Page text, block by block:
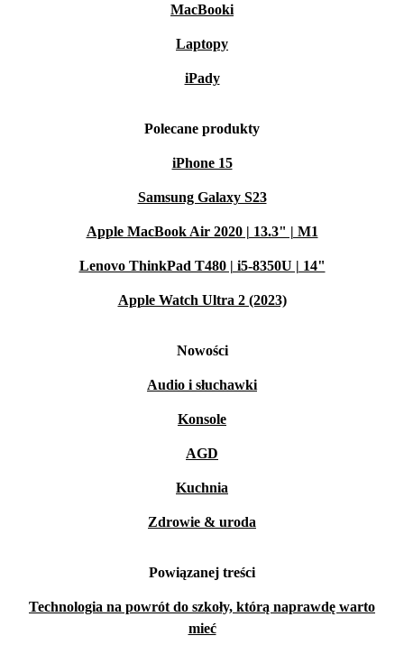
MacBooki
Laptopy
iPady
Polecane produkty
iPhone 15
Samsung Galaxy S23
Apple MacBook Air 2020 | 13.3" | M1
Lenovo ThinkPad T480 | i5-8350U | 14"
Apple Watch Ultra 2 (2023)
Nowości
Audio i słuchawki
Konsole
AGD
Kuchnia
Zdrowie & uroda
Powiązanej treści
Technologia na powrót do szkoły, którą naprawdę warto
mieć